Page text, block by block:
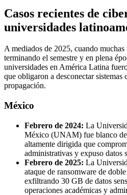
Casos recientes de
universidades
A mediados de 2025, cuando muchas
terminando el semestre y en plena
universidades en América Latina
que obligaron a desconectar sistemas
propagación.
México
Febrero de 2024: La
México (UNAM) fue blanco de
altamente dirigida que
administrativas y expuso datos
Febrero de 2025: La
ataque de ransomware de
exfiltrando 30 GB de datos
operaciones académicas y